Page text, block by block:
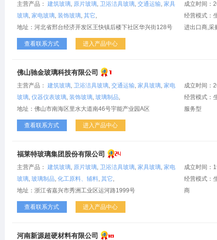
主营产品： 建筑玻璃, 原片玻璃, 卫浴洁具玻璃, 交通运输, 家具
玻璃, 家电玻璃, 装饰玻璃, 其它,
地址：河北省邢台经济开发区王快镇后楼下社区华兴街128号
成立时间：
经营模式：
进出口商,采
查看联系方式 进入产品中心
佛山驰金玻璃科技有限公司
主营产品： 建筑玻璃, 卫浴洁具玻璃, 交通运输, 家具玻璃, 家电
玻璃, 仪器仪表玻璃, 装饰玻璃, 玻璃制品,
地址：佛山市南海区里水大道南46号宇能产业园A区
成立时间：
经营模式：
服务型
查看联系方式 进入产品中心
福莱特玻璃集团股份有限公司
主营产品： 建筑玻璃, 原片玻璃, 卫浴洁具玻璃, 家具玻璃, 家电
玻璃, 玻璃制品, 化工原料、辅料, 其它,
地址：浙江省嘉兴市秀洲工业区运河路1999号
成立时间：
经营模式：
商
查看联系方式 进入产品中心
河南新源超硬材料有限公司